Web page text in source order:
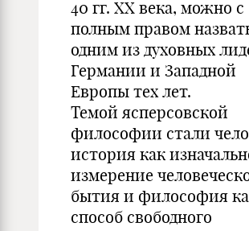
40 гг. ХХ века, можно с
полным правом
одним из духовных
Германии и Западной
Европы тех лет.
Темой ясперсовской
философии стали
история как
измерение
бытия и философия
способ свободного